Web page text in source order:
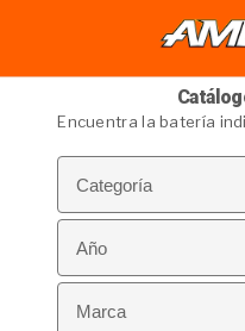
Encuentra la batería